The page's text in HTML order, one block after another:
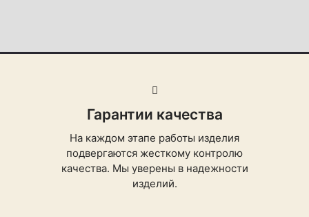
Гарантии качества
На каждом этапе работы изделия
подвергаются жесткому контролю
качества. Мы уверены в надежности
изделий.